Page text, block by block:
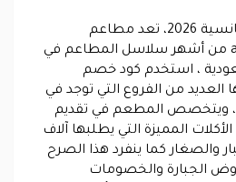
كود خصم مطاعم الرومانسية 2026، تعد مطاعم
الرومانسية al romansiah من أشهر سلاسل المطاعم في
، استخدم كود خصم
العديد من الفروع التي توجد في
ويتخصص المطعم في تقديم
المميزة التي يطلبها آلاف
والصغار كما ينفرد هذا الصرح
الجبارة والخصومات